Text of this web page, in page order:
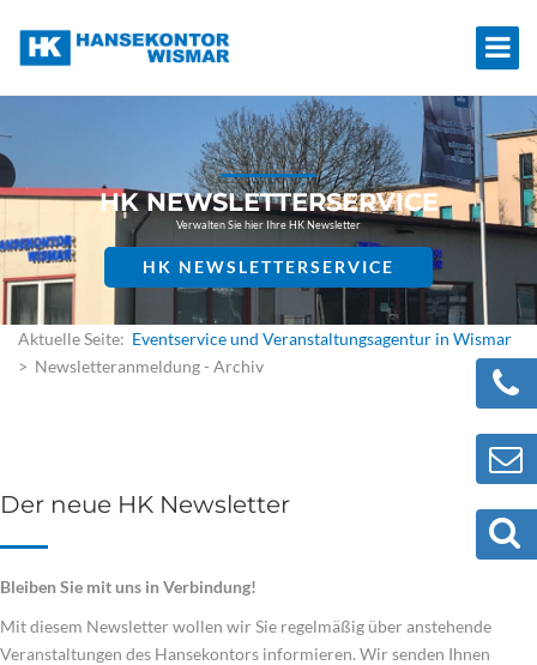
HK NEWSLETTERSERVICE
Verwalten Sie hier Ihre HK Newsletter
HK NEWSLETTERSERVICE
Aktuelle Seite: Eventservice und Veranstaltungsagentur in Wismar
> Newsletteranmeldung - Archiv
Der neue HK Newsletter
Bleiben Sie mit uns in Verbindung!
Mit diesem Newsletter wollen wir Sie regelmäßig über anstehende
Veranstaltungen des Hansekontors informieren. Wir senden Ihnen